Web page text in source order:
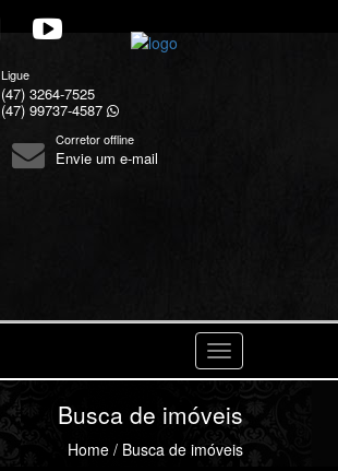
Ligue
(47) 3264-7525
(47) 99737-4587
Corretor offline
Envie um e-mail
Navegaçåo
Busca de imóveis
Home / Busca de imóveis